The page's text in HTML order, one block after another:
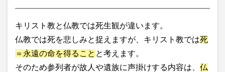
キリスト教と仏教では死生観が違います。
仏教では死を悲しみと捉えますが、キリスト教では死
＝永遠の命を得ること と考えます。
そのため参列者が故人や遺族に声掛けする内容は、 仏